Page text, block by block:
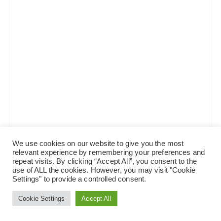
We use cookies on our website to give you the most
relevant experience by remembering your preferences and
repeat visits. By clicking “Accept All”, you consent to the
use of ALL the cookies. However, you may visit "Cookie
Settings" to provide a controlled consent.
Cookie Settings Accept All